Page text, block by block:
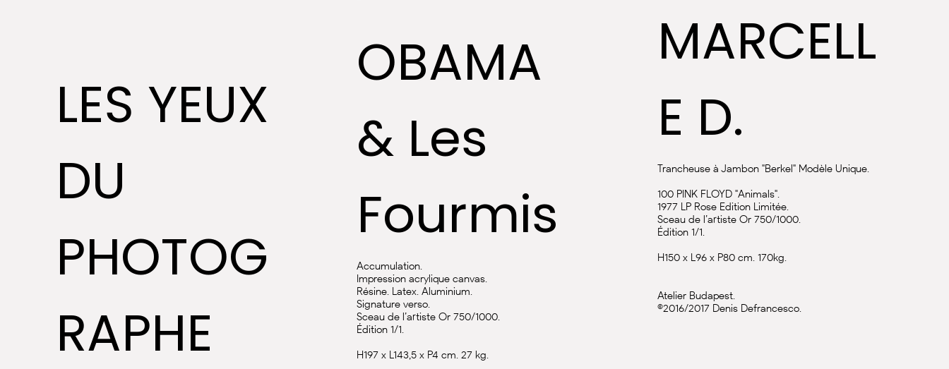
LES YEUX
DU
PHOTOG
RAPHE
OBAMA
& Les
Fourmis
Accumulation.
Impression acrylique canvas.
Résine. Latex. Aluminium.
Signature verso.
Sceau de l’artiste Or 750/1000.
Édition 1/1.
H197 x L143,5 x P4 cm. 27 kg.
MARCELL
E D.
Trancheuse à Jambon "Berkel" Modèle Unique.
100 PINK FLOYD "Animals".
1977 LP Rose Edition Limitée.
Sceau de l’artiste Or 750/1000.
Édition 1/1.
H150 x L96 x P80 cm. 170kg.
Atelier Budapest.
©2016/2017 Denis Defrancesco.